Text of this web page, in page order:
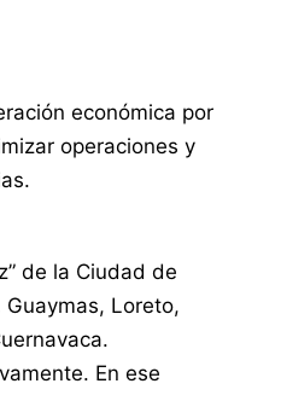
económica por
operaciones y
de la Ciudad de
Loreto,
En ese